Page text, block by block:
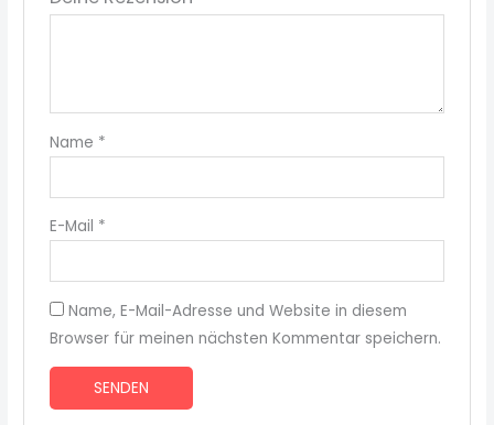
Name *
E-Mail *
Name, E-Mail-Adresse und Website in diesem
Browser für meinen nächsten Kommentar speichern.